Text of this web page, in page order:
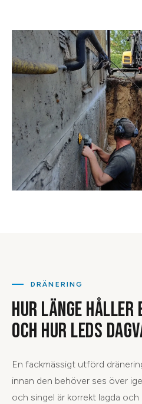
DRÄNERING
HUR LÄNGE HÅLLER
OCH HUR LEDS
En fackmässigt utförd
innan den behöver ses över
och singel är korrekt lagda